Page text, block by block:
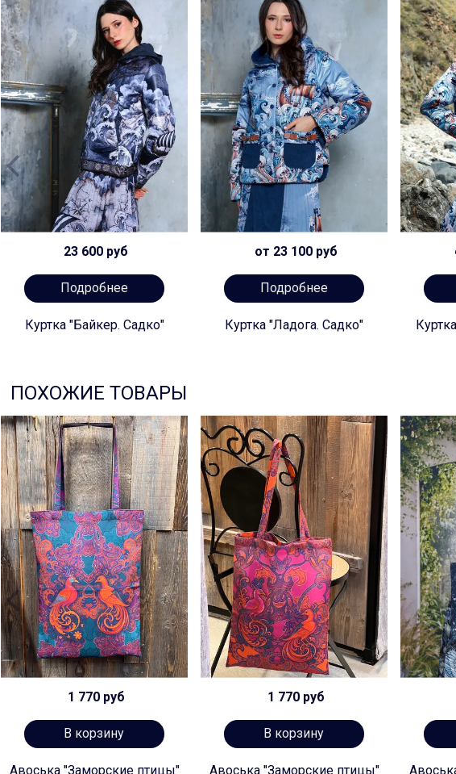
23 600 руб
Подробнее
Куртка "Байкер. Садко"
от 23 100 руб
Подробнее
Куртка "Ладога. Садко"
ПОХОЖИЕ ТОВАРЫ
1 770 руб
В корзину
Авоська "Заморские птицы"
1 770 руб
В корзину
Авоська "Заморские птицы"